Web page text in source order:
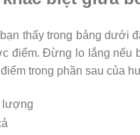
thấy trong bảng dưới
điểm. Đừng lo lắng nếu
trong phần sau của
lượng